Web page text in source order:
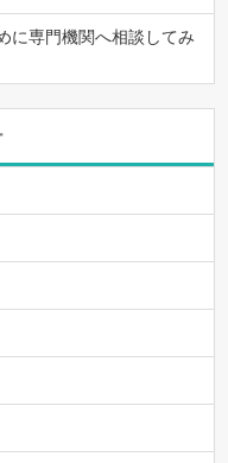
に専門機関へ相談してみ